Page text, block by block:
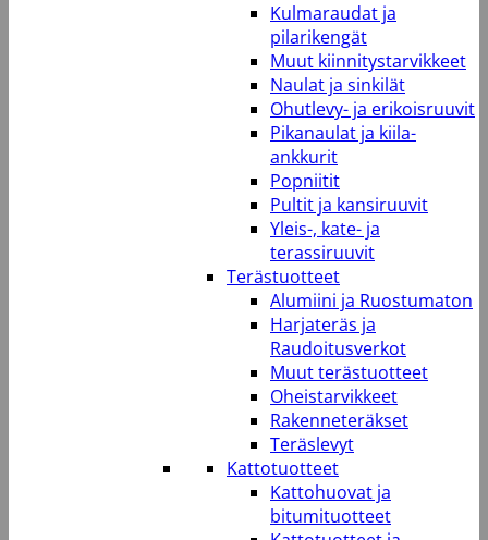
Kulmaraudat ja
pilarikengät
Muut kiinnitystarvikkeet
Naulat ja sinkilät
Ohutlevy- ja erikoisruuvit
Pikanaulat ja kiila-
ankkurit
Popniitit
Pultit ja kansiruuvit
Yleis-, kate- ja
terassiruuvit
Terästuotteet
Alumiini ja Ruostumaton
Harjateräs ja
Raudoitusverkot
Muut terästuotteet
Oheistarvikkeet
Rakenneteräkset
Teräslevyt
Kattotuotteet
Kattohuovat ja
bitumituotteet